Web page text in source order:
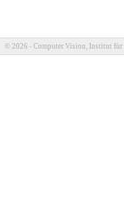
© 2026 - Computer Vision, Institut